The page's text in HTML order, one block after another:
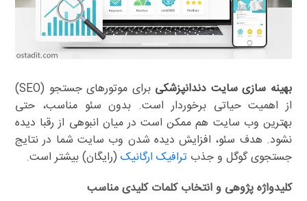
بهینه سازی سایت دندانپزشکی
برای موتورهای جستجو (SEO)
از اهمیت حیاتی برخوردار است. بدون سئو مناسب، حتی
بهترین وب سایت هم ممکن است در میان انبوهی از رقبا دیده
نشود. هدف سئو، افزایش دیده شدن وب سایت شما در نتایج
جستجوی گوگل و جذب ترافیک ارگانیک (رایگان) بیشتر است.
کلیدواژه پژوهی و انتخاب کلمات کلیدی مناسب